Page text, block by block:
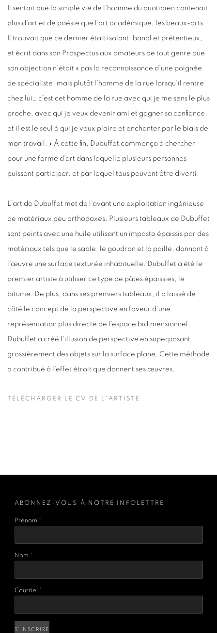
Il sentait que la simple vie de l’homme du quotidien contenait
plus d’art et de poésie que l’art académique, les beaux-arts.
Il trouvait que ce dernier était isolant, banal et prétentieux,
et écrit dans son Prospectus aux amateurs de tout genre que
son objection n’était « pas la reconnaissance d’une poignée
de spécialiste, mais plutôt l’homme de la rue lorsqu’il rentre
chez lui… c’est cet homme de la rue avec qui je me sens le plus
proche, avec qui je veux devenir ami et gagner sa confiance,
et il est le seul à qui je veux plaire et enchanter par le biais de
mon travail. » À cette fin, Dubuffet commença à chercher
pour une forme d’art dans laquelle plusieurs personnes
puissent participer, et par lequel tous peuvent être diverti.
L’art de Dubuffet met de l’avant une exploitation ingénieuse
de matériaux peu orthodoxes. Plusieurs tableaux de Dubuffet
sont peints avec une huile utilisant un impasto épaissis par des
matériaux tels que le sable, le goudron et la paille, donnant à
l’œuvre une surface texturée inhabituelle. Dubuffet a été le
premier artiste à utiliser ce type de pâtes épaissies, le
bitume. De plus, dans ses premiers tableaux, il a laissé de
côté le concept de la perspective en faveur d’une
représentation plus directe de l’espace bidimensionnel.
Dubuffet a créé l’illusion de perspective en superposant
grossièrement des objets sur la surface plane. Cette méthode
a contribué à l’effet étroit que donnent ses œuvres.
TÉLÉCHARGER LE CV DE L'ARTISTE
ABONNEZ-VOUS À NOTRE INFOLETTRE
Prénom *
Nom *
Courriel *
S'INSCRIRE